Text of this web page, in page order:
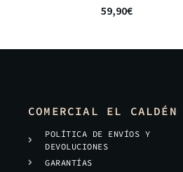
59,90€
COMERCIAL EL CALDÉN
POLÍTICA DE ENVÍOS Y
DEVOLUCIONES
GARANTÍAS